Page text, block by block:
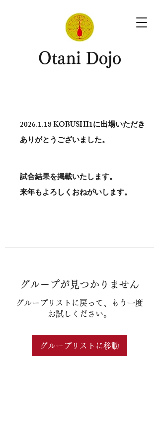
​Otani Dojo
2026.1.18KOBUSHI1に出場いただき
ありがとう​ございました。
試合結果を掲載いたします。
​来年もよろしくおねがいします。
グループが見つかりません
グループリストに戻って、もう一度
お試しください。
グループリストに移動